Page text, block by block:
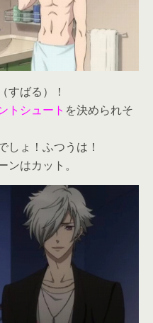
すばる）！
トシュート を決められそ
しょ！ふつうは！
はカット。